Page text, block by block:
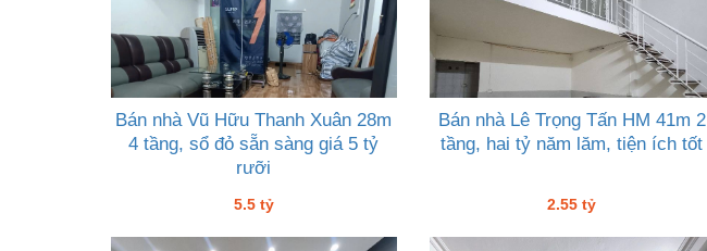
Bán nhà Vũ Hữu Thanh Xuân 28m
4 tầng, sổ đỏ sẵn sàng giá 5 tỷ
rưỡi
5.5 tỷ
Bán nhà Lê Trọng Tấn HM 41m 2
tầng, hai tỷ năm lăm, tiện ích tốt
2.55 tỷ